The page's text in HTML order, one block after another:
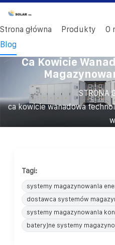
Strona główna Produkty O
Blog
Ca Kowicie
STRONA
ca kowicie wanadowa
w
Tagi:
systemy magazynowania
dostawca systemów
systemy magazynowania
bateryjne systemy